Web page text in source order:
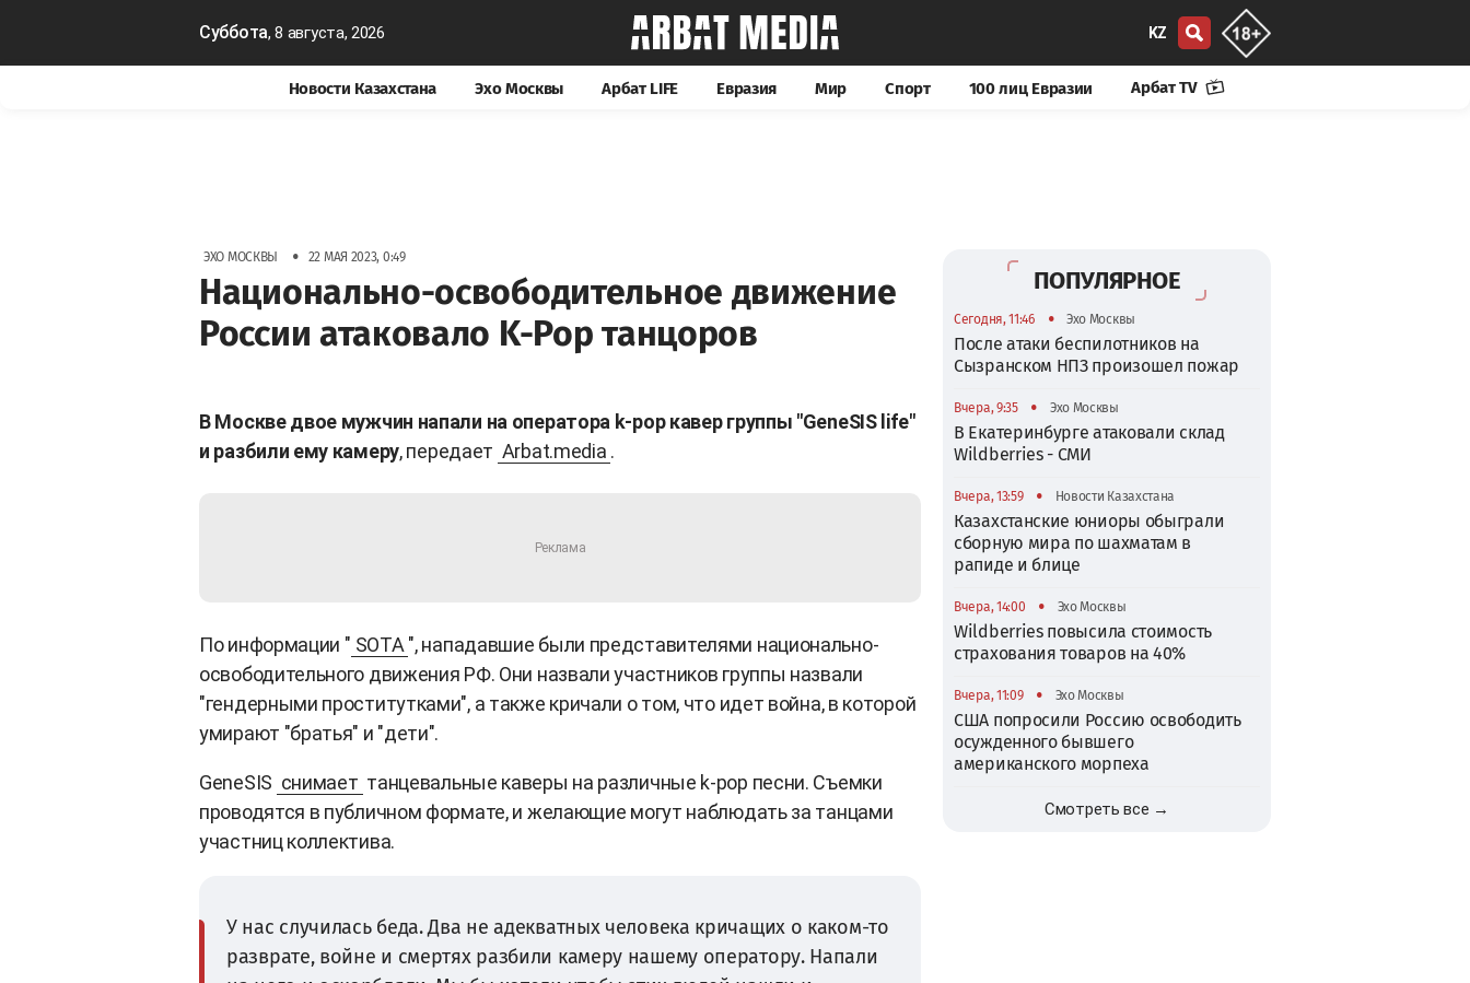
Суббота, 8 августа, 2026 KZ
Новости Казахстана Эхо Москвы Арбат LIFE Евразия Мир Спорт 100 лиц Евразии Арбат TV
ЭХО МОСКВЫ • 22 МАЯ 2023, 0:49
Национально-освободительное движение
России атаковало K-Pop танцоров
В Москве двое мужчин напали на оператора k-pop кавер группы "GeneSIS life"
и разбили ему камеру, передает Arbat.media .
По информации " SOTA ", нападавшие были представителями национально-
освободительного движения РФ. Они назвали участников группы назвали
"гендерными проститутками", а также кричали о том, что идет война, в которой
умирают "братья" и "дети".
GeneSIS снимает танцевальные каверы на различные k-pop песни. Съемки
проводятся в публичном формате, и желающие могут наблюдать за танцами
участниц коллектива.
У нас случилась беда. Два не адекватных человека кричащих о каком-то
разврате, войне и смертях разбили камеру нашему оператору. Напали
ПОПУЛЯРНОЕ
Сегодня, 11:46 • Эхо Москвы
После атаки беспилотников на
Сызранском НПЗ произошел пожар
Вчера, 9:35 • Эхо Москвы
В Екатеринбурге атаковали склад
Wildberries - СМИ
Вчера, 13:59 • Новости Казахстана
Казахстанские юниоры обыграли
сборную мира по шахматам в
рапиде и блице
Вчера, 14:00 • Эхо Москвы
Wildberries повысила стоимость
страхования товаров на 40%
Вчера, 11:09 • Эхо Москвы
США попросили Россию освободить
осужденного бывшего
американского морпеха
Смотреть все →